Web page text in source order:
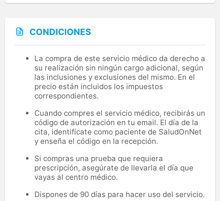
CONDICIONES
La compra de este servicio médico da derecho a
su realización sin ningún cargo adicional, según
las inclusiones y exclusiones del mismo. En el
precio están incluidos los impuestos
correspondientes.
Cuando compres el servicio médico, recibirás un
código de autorización en tu email. El día de la
cita, identifícate como paciente de SaludOnNet
y enseña el código en la recepción.
Si compras una prueba que requiera
prescripción, asegúrate de llevarla el día que
vayas al centro médico.
Dispones de 90 días para hacer uso del servicio.